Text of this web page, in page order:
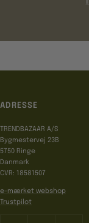
ADRESSE
TRENDBAZAAR A/S
Bygmestervej 23B
5750 Ringe
Danmark
CVR: 18581507
e-mærket webshop
Trustpilot